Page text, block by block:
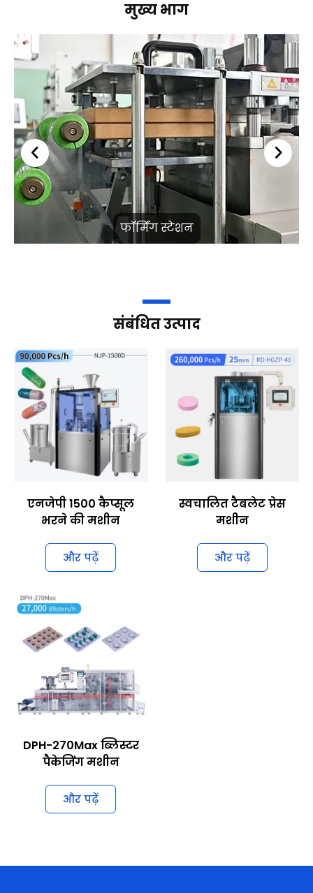
मुख्य भाग
फॉर्मिंग स्टेशन
संबंधित उत्पाद
एनजेपी 1500 कैप्सूल
भरने की मशीन
और पढ़ें
स्वचालित टैबलेट प्रेस
मशीन
और पढ़ें
DPH-270Max ब्लिस्टर
पैकेजिंग मशीन
और पढ़ें